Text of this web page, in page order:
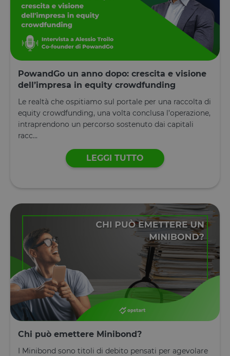
PowandGo un anno dopo: crescita e visione
dell’impresa in equity crowdfunding
Le realtà che ospitiamo sul portale per una raccolta di
equity crowdfunding, una volta conclusa l’operazione,
intraprendono un percorso sostenuto dai capitali
racc...
LEGGI TUTTO
Chi può emettere Minibond?
I Minibond sono titoli di debito pensati per agevolare